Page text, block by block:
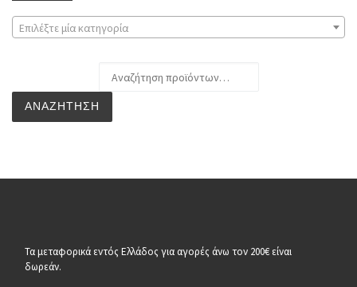
Επιλέξτε μία κατηγορία
ΑΝΑΖΉΤΗΣΗ
Τα μεταφορικά εντός Ελλάδος για αγορές άνω τον 200€ είναι
δωρεάν.